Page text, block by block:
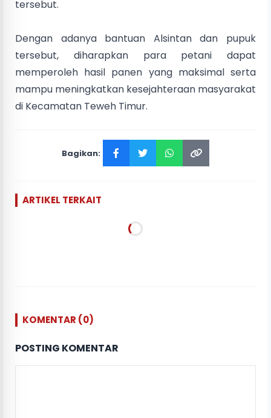
tersebut.
Dengan adanya bantuan Alsintan dan pupuk
tersebut, diharapkan para petani dapat
memperoleh hasil panen yang maksimal serta
mampu meningkatkan kesejahteraan masyarakat
di Kecamatan Teweh Timur.
Bagikan:
ARTIKEL TERKAIT
KOMENTAR (0)
POSTING KOMENTAR